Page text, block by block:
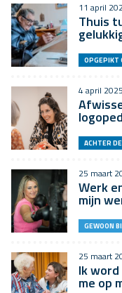
11 april
Thuis
OPGEPIKT
4 april 2025
ACHTER
25 maart
Werk
mijn
GEWOON
25 maart
Ik
me op